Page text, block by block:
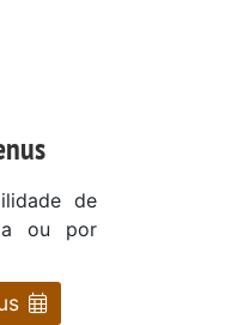
de
ou por